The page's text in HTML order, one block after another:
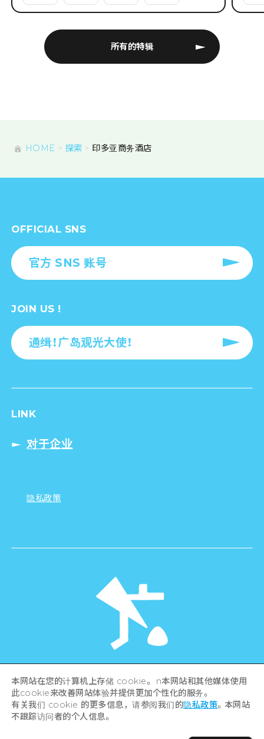
所有的特辑
HOME 探索 印多亚商务酒店
OFFICIAL SNS
官方 SNS 账号
JOIN US !
通缉！广岛观光大使！
LINK
对于企业
隐私政策
Hiroshima Prefecture / Hiroshima City .
All rights reserved
本网站在您的计算机上存储 cookie。 n本网站和其他媒体使用
此cookie来改善网站体验并提供更加个性化的服务。
有关我们 cookie 的更多信息，请参阅我们的隐私政策。本网站
不跟踪访问者的个人信息。